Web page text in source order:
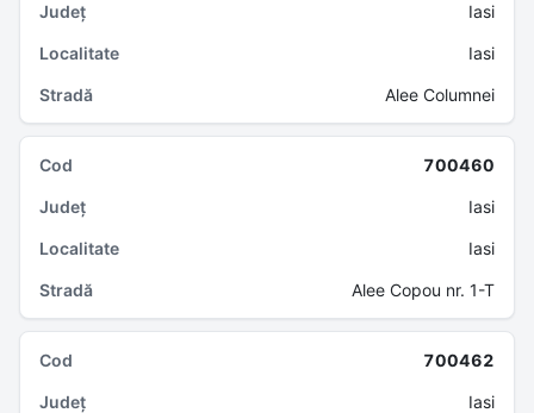
Iasi
Iasi
Alee Columnei
700460
Iasi
Iasi
Alee Copou nr. 1-T
700462
Iasi